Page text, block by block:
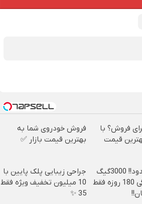
فروش؟ با
قیمت
فروش خودروی شما به
بهترین قیمت بازار ✅
⏳فرصت محدود!! 3000گیگ
اینترنت خانگی 180 روزه فقط
جراحی زیبایی پلک پایین با
10 میلیون تخفیف ویژه فقط
35 ✨